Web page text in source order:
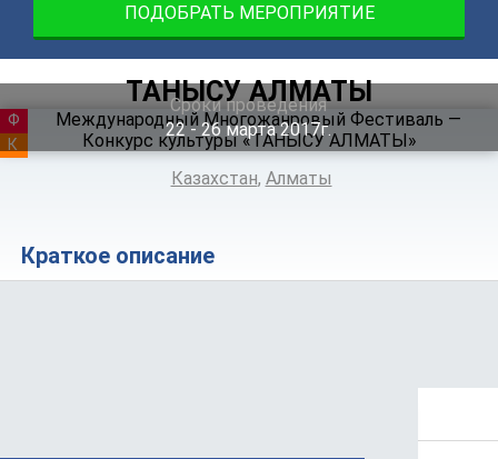
ПОДОБРАТЬ МЕРОПРИЯТИЕ
ТАНЫСУ АЛМАТЫ
Сроки проведения
22 ‐ 26марта 2017г.
ФЕСТИВАЛЬ
КУРСЫ
Казахстан, Алматы
Краткое описание